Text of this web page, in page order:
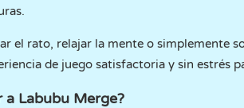
el rato, relajar la mente o simplemente
de juego satisfactoria y sin estrés
a Labubu Merge?